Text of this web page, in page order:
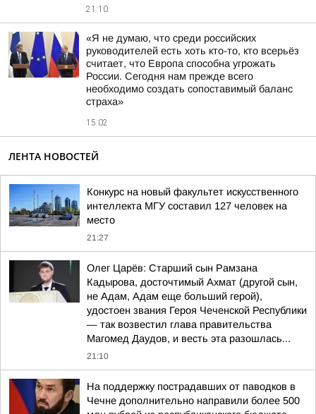
21:10
«Я не думаю, что среди российских
руководителей есть хоть кто-то, кто всерьёз
считает, что Европа способна угрожать
России. Сегодня нам прежде всего
необходимо создать сопоставимый баланс
страха»
15:02
ЛЕНТА НОВОСТЕЙ
Конкурс на новый факультет искусственного
интеллекта МГУ составил 127 человек на
место
21:27
Олег Царёв: Старший сын Рамзана
Кадырова, досточтимый Ахмат (другой сын,
не Адам, Адам еще больший герой),
удостоен звания Героя Чеченской Республики
— так возвестил глава правительства
Магомед Даудов, и весть эта разошлась...
21:10
На поддержку пострадавших от паводков в
Чечне дополнительно направили более 500